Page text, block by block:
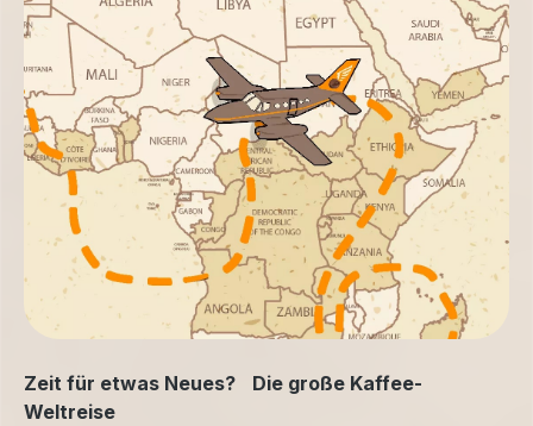
Zeit für etwas Neues? Die große Kaffee-
Weltreise